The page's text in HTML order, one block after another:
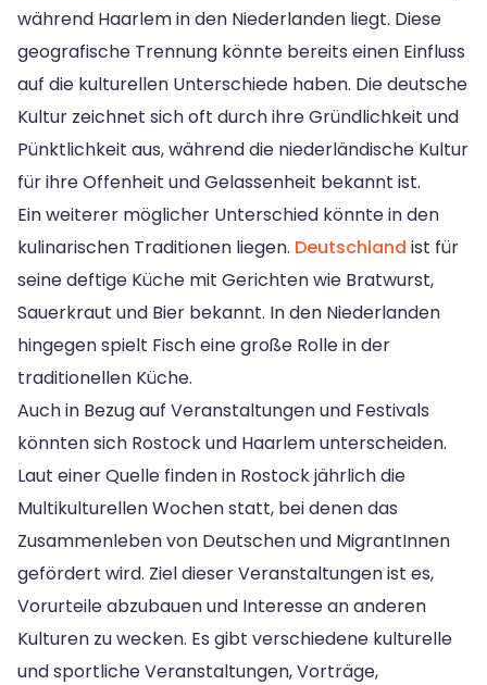
während Haarlem in den Niederlanden liegt. Diese
geografische Trennung könnte bereits einen Einfluss
auf die kulturellen Unterschiede haben. Die deutsche
Kultur zeichnet sich oft durch ihre Gründlichkeit und
Pünktlichkeit aus, während die niederländische Kultur
für ihre Offenheit und Gelassenheit bekannt ist.
Ein weiterer möglicher Unterschied könnte in den
kulinarischen Traditionen liegen. Deutschland ist für
seine deftige Küche mit Gerichten wie Bratwurst,
Sauerkraut und Bier bekannt. In den Niederlanden
hingegen spielt Fisch eine große Rolle in der
traditionellen Küche.
Auch in Bezug auf Veranstaltungen und Festivals
könnten sich Rostock und Haarlem unterscheiden.
Laut einer Quelle finden in Rostock jährlich die
Multikulturellen Wochen statt, bei denen das
Zusammenleben von Deutschen und MigrantInnen
gefördert wird. Ziel dieser Veranstaltungen ist es,
Vorurteile abzubauen und Interesse an anderen
Kulturen zu wecken. Es gibt verschiedene kulturelle
und sportliche Veranstaltungen, Vorträge,